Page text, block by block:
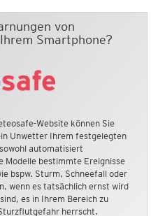
von
Smartphone?
Website können Sie
Unwetter Ihrem festgelegten
automatisiert
Modelle bestimmte Ereignisse
bspw. Sturm, Schneefall oder
wenn es tatsächlich ernst wird
es in Ihrem Bereich zu
herrscht.